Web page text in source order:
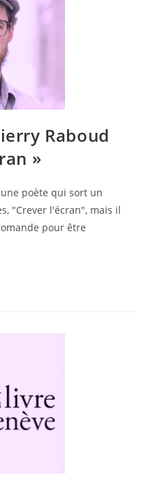
Raboud
»
poète qui sort un
"Crever l'écran", mais il
pour être